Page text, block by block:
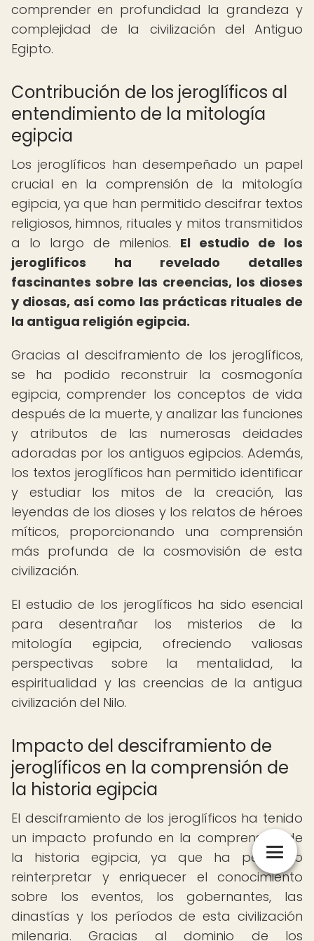
comprender en profundidad la grandeza y
complejidad de la civilización del Antiguo
Egipto.
Contribución de los jeroglíficos al
entendimiento de la mitología
egipcia
Los jeroglíficos han desempeñado un papel
crucial en la comprensión de la mitología
egipcia, ya que han permitido descifrar textos
religiosos, himnos, rituales y mitos transmitidos
a lo largo de milenios. El estudio de los
jeroglíficos ha revelado detalles
fascinantes sobre las creencias, los dioses
y diosas, así como las prácticas rituales de
la antigua religión egipcia.
Gracias al desciframiento de los jeroglíficos,
se ha podido reconstruir la cosmogonía
egipcia, comprender los conceptos de vida
después de la muerte, y analizar las funciones
y atributos de las numerosas deidades
adoradas por los antiguos egipcios. Además,
los textos jeroglíficos han permitido identificar
y estudiar los mitos de la creación, las
leyendas de los dioses y los relatos de héroes
míticos, proporcionando una comprensión
más profunda de la cosmovisión de esta
civilización.
El estudio de los jeroglíficos ha sido esencial
para desentrañar los misterios de la
mitología egipcia, ofreciendo valiosas
perspectivas sobre la mentalidad, la
espiritualidad y las creencias de la antigua
civilización del Nilo.
Impacto del desciframiento de
jeroglíficos en la comprensión de
la historia egipcia
El desciframiento de los jeroglíficos ha tenido
un impacto profundo en la comprensión de
la historia egipcia, ya que ha permitido
reinterpretar y enriquecer el conocimiento
sobre los eventos, los gobernantes, las
dinastías y los períodos de esta civilización
milenaria. Gracias al dominio de los